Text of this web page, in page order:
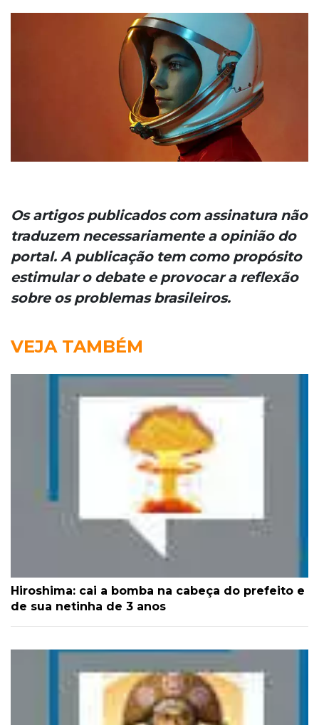
Os artigos publicados com assinatura não
traduzem necessariamente a opinião do
portal. A publicação tem como propósito
estimular o debate e provocar a reflexão
sobre os problemas brasileiros.
VEJA TAMBÉM
Hiroshima: cai a bomba na cabeça do prefeito e
de sua netinha de 3 anos